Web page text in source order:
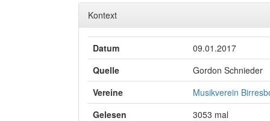
Kontext
Datum
09.01.2017
Quelle
Gordon Schnieder
Vereine
Musikverein
Gelesen
3053 mal